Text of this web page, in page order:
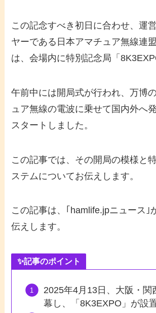
この記念すべき初日に合わせ、運
ヤーである日本アマチュア無線連盟
は、会場内に特別記念局「
午前中には開局式が行われ、万博
ュア無線の電波に乗せて国内外へ
スタートしました。
この記事では、その開局の模様と
ステムについてお伝えします。
この記事は、｢hamlife.jpニュース｣
伝えします。
✨記事のポイント
2025年4月13日、大阪・関
幕し、「8K3EXPO」が設置